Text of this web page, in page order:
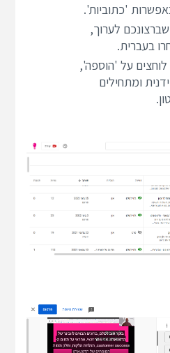
לערוך,
בעברית.
על 'הוספה',
ומתחילים